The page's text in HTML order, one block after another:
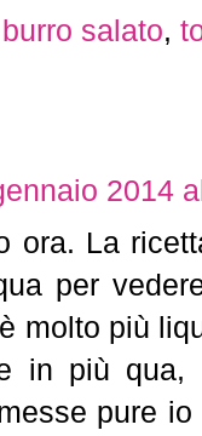
salato,
2014
ora. La
per
molto più
in più
pure